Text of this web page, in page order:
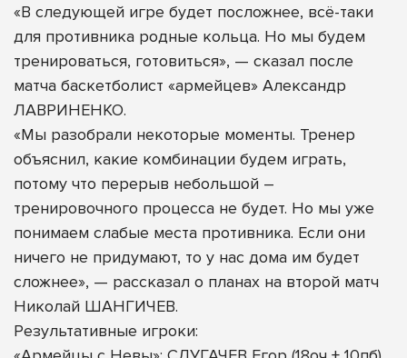
«В следующей игре будет посложнее, всё-таки
для противника родные кольца. Но мы будем
тренироваться, готовиться», — сказал после
матча баскетболист «армейцев» Александр
ЛАВРИНЕНКО.
«Мы разобрали некоторые моменты. Тренер
объяснил, какие комбинации будем играть,
потому что перерыв небольшой –
тренировочного процесса не будет. Но мы уже
понимаем слабые места противника. Если они
ничего не придумают, то у нас дома им будет
сложнее», — рассказал о планах на второй матч
Николай ШАНГИЧЕВ.
Результативные игроки: